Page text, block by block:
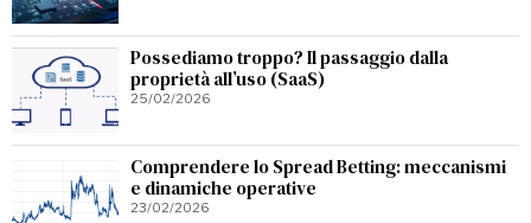
Possediamo troppo? Il passaggio dalla
proprietà all’uso (SaaS)
25/02/2026
Comprendere lo Spread Betting: meccanismi
e dinamiche operative
23/02/2026